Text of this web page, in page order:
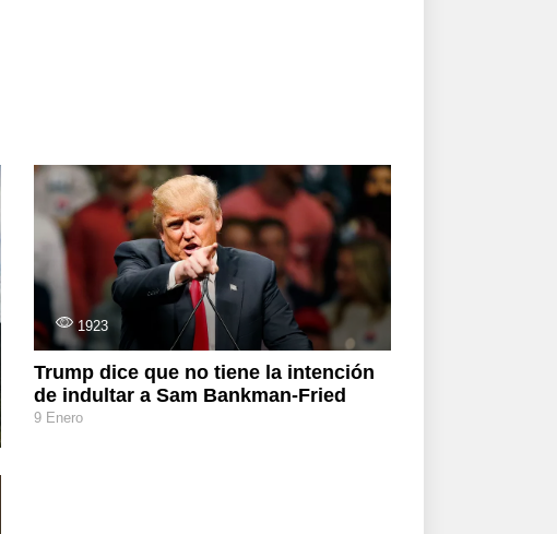
1923
Trump dice que no tiene la intención
de indultar a Sam Bankman-Fried
9 Enero